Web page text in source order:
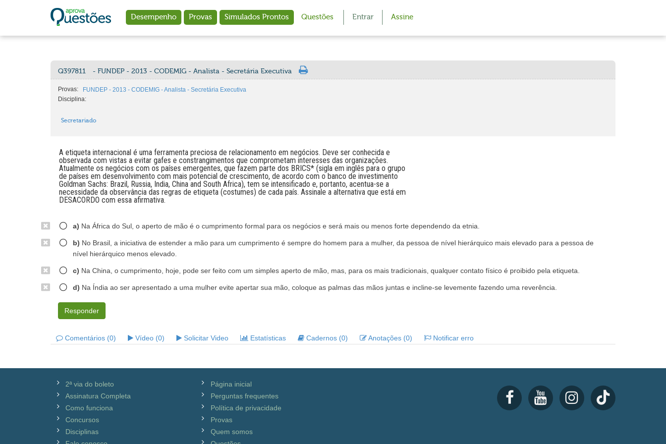
Desempenho Provas Simulados Prontos Questões Entrar Assine
Q397811 - FUNDEP - 2013 - CODEMIG - Analista - Secretária Executiva
Provas:
FUNDEP - 2013 - CODEMIG - Analista - Secretária Executiva
Disciplina:
Secretariado
A etiqueta internacional é uma ferramenta preciosa de relacionamento em negócios. Deve ser conhecida e
observada com vistas a evitar gafes e constrangimentos que comprometam interesses das organizações.
Atualmente os negócios com os países emergentes, que fazem parte dos BRICS* (sigla em inglês para o grupo
de países em desenvolvimento com mais potencial de crescimento, de acordo com o banco de investimento
Goldman Sachs: Brazil, Russia, India, China and South Africa), tem se intensificado e, portanto, acentua-se a
necessidade da observância das regras de etiqueta (costumes) de cada país. Assinale a alternativa que está em
DESACORDO com essa afirmativa.
a) Na África do Sul, o aperto de mão é o cumprimento formal para os negócios e será mais ou menos forte dependendo da etnia.
b) No Brasil, a iniciativa de estender a mão para um cumprimento é sempre do homem para a mulher, da pessoa de nível hierárquico mais elevado para a pessoa de
nível hierárquico menos elevado.
c) Na China, o cumprimento, hoje, pode ser feito com um simples aperto de mão, mas, para os mais tradicionais, qualquer contato físico é proibido pela etiqueta.
d) Na Índia ao ser apresentado a uma mulher evite apertar sua mão, coloque as palmas das mãos juntas e incline-se levemente fazendo uma reverência.
Responder
Comentários (0) Vídeo (0) Solicitar Video Estatísticas Cadernos (0) Anotações (0) Notificar erro
2ª via do boleto
Assinatura Completa
Como funciona
Concursos
Disciplinas
Página inicial
Perguntas frequentes
Política de privacidade
Provas
Quem somos